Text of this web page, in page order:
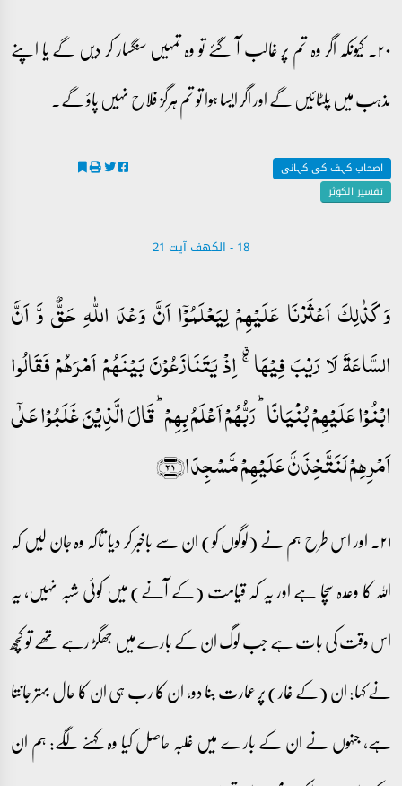
۲۰۔ کیونکہ اگر وہ تم پر غالب آ گئے تو وہ تمہیں سنگسار کر دیں گے یا اپنے
مذہب میں پلٹائیں گے اور اگر ایسا ہوا تو تم ہرگز فلاح نہیں پاؤ گے۔
اصحاب کہف کی کہانی
تفسیر الکوثر
18 - ‎الكهف آیت 21
وَ کَذٰلِکَ اَعۡثَرۡنَا عَلَیۡہِمۡ لِیَعۡلَمُوۡۤا اَنَّ وَعۡدَ اللّٰہِ حَقٌّ وَّ اَنَّ
السَّاعَۃَ لَا رَیۡبَ فِیۡہَا ۚ٭ اِذۡ یَتَنَازَعُوۡنَ بَیۡنَہُمۡ اَمۡرَہُمۡ فَقَالُوا
ابۡنُوۡا عَلَیۡہِمۡ بُنۡیَانًا ؕ رَبُّہُمۡ اَعۡلَمُ بِہِمۡ ؕ قَالَ الَّذِیۡنَ غَلَبُوۡا عَلٰۤی
اَمۡرِہِمۡ لَنَتَّخِذَنَّ عَلَیۡہِمۡ مَّسۡجِدًا﴿۲۱﴾
۲۱۔ اور اس طرح ہم نے (لوگوں کو) ان سے باخبر کر دیا تاکہ وہ جان لیں کہ
اللہ کا وعدہ سچا ہے اور یہ کہ قیامت (کے آنے) میں کوئی شبہ نہیں، یہ
اس وقت کی بات ہے جب لوگ ان کے بارے میں جھگڑ رہے تھے تو کچھ
نے کہا: ان (کے غار) پر عمارت بنا دو، ان کا رب ہی ان کا حال بہتر جانتا
ہے، جنہوں نے ان کے بارے میں غلبہ حاصل کیا وہ کہنے لگے: ہم ان